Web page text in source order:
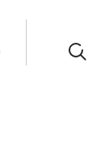
サイ